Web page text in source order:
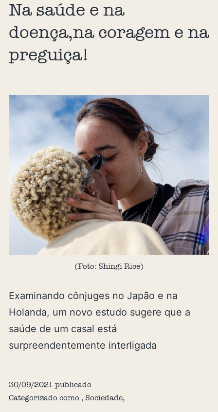
Na saúde e na
doença,na coragem e na
preguiça!
(Foto: Shingi Rice)
Examinando cônjuges no Japão e na
Holanda, um novo estudo sugere que a
saúde de um casal está
surpreendentemente interligada
30/09/2021 publicado
Categorizado como , Sociedade,